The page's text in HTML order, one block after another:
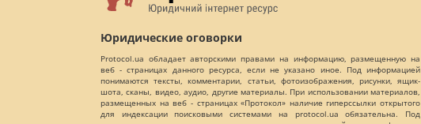
Юридические оговорки
Protocol.ua обладает авторскими правами на информацию, размещенную на
веб - страницах данного ресурса, если не указано иное. Под информацией
понимаются тексты, комментарии, статьи, фотоизображения, рисунки, ящик-
шота, сканы, видео, аудио, другие материалы. При использовании материалов,
размещенных на веб - страницах «Протокол» наличие гиперссылки открытого
для индексации поисковыми системами на protocol.ua обязательна. Под